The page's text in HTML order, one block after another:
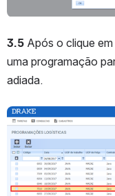
3.5 Após o clique em
uma programação
adiada.
Abrir